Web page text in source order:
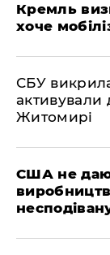
Кремль
хоче
СБУ
активували
Житомирі
США не